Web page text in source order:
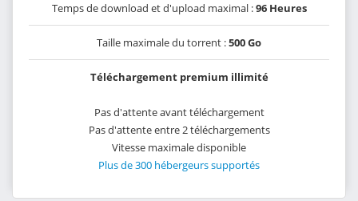
Temps de download et d'upload maximal :96 Heures
Taille maximale du torrent :500 Go
Téléchargement premium illimité
Pas d'attente avant téléchargement
Pas d'attente entre 2 téléchargements
Vitesse maximale disponible
Plus de 300 hébergeurs supportés